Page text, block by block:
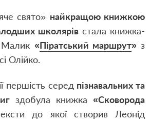
свято» найкращою книжкою
школярів стала книжка-
Малик «Піратський маршрут»з
Олійко.
першість серед пізнавальних та
здобула книжка «Сковорода
до якої створив Леонід